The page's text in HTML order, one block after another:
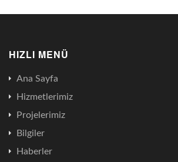
HIZLI MENÜ
Ana Sayfa
Hizmetlerimiz
Projelerimiz
Bilgiler
Haberler